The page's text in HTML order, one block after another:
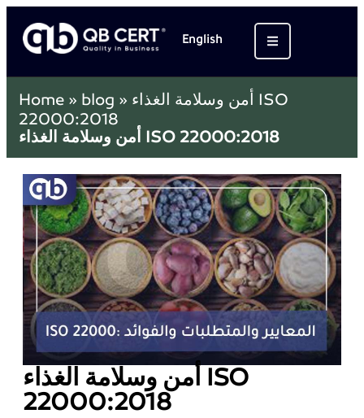
English
Home » blog » أمن وسلامة الغذاء ISO
22000:2018
أمن وسلامة الغذاء ISO 22000:2018
أمن وسلامة الغذاء ISO
22000:2018